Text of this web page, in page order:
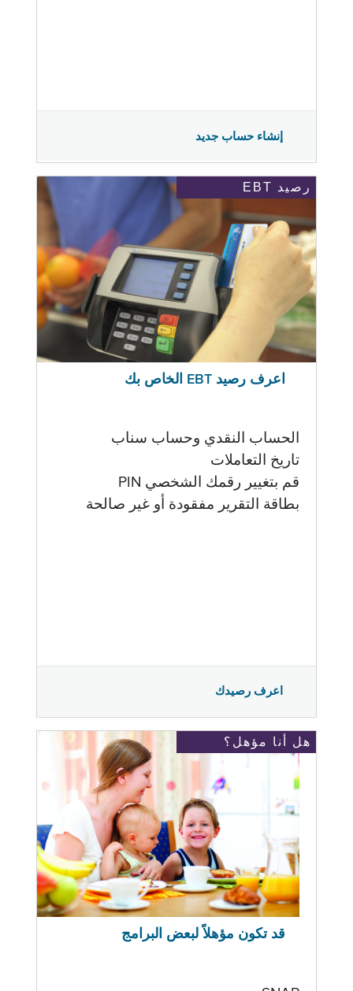
إنشاء حساب جديد
رصيد EBT
اعرف رصيد EBT الخاص بك
الحساب النقدي وحساب سناب
تاريخ التعاملات
قم بتغيير رقمك الشخصي PIN
بطاقة التقرير مفقودة أو غير صالحة
اعرف رصيدك
هل أنا مؤهل؟
قد تكون مؤهلاً لبعض البرامج